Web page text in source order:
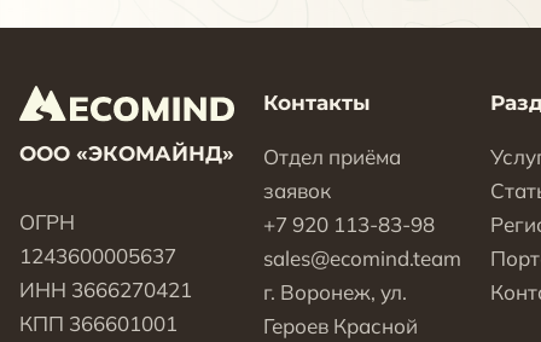
ООО «ЭКОМАЙНД»
ОГРН
1243600005637
ИНН 3666270421
КПП 366601001
Контакты
Отдел приёма
заявок
+7 920 113-83-98
sales@ecomind.team
г. Воронеж, ул.
Героев Красной